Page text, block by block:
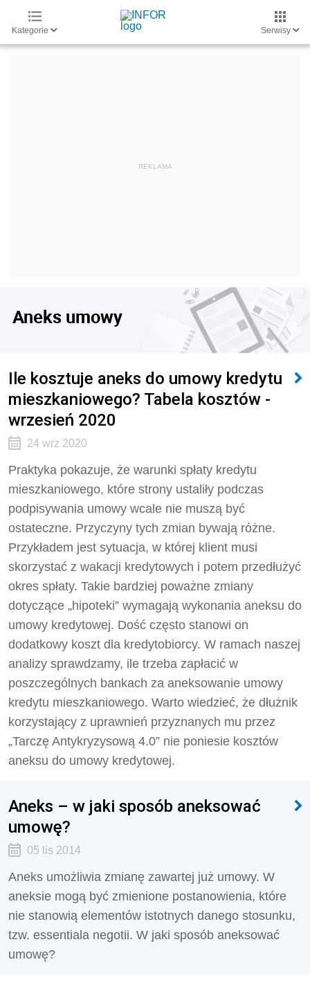
Kategorie Serwisy
Aneks umowy
Ile kosztuje aneks do umowy kredytu
mieszkaniowego? Tabela kosztów -
wrzesień 2020
24 wrz 2020
Praktyka pokazuje, że warunki spłaty kredytu
mieszkaniowego, które strony ustaliły podczas
podpisywania umowy wcale nie muszą być
ostateczne. Przyczyny tych zmian bywają różne.
Przykładem jest sytuacja, w której klient musi
skorzystać z wakacji kredytowych i potem przedłużyć
okres spłaty. Takie bardziej poważne zmiany
dotyczące „hipoteki” wymagają wykonania aneksu do
umowy kredytowej. Dość często stanowi on
dodatkowy koszt dla kredytobiorcy. W ramach naszej
analizy sprawdzamy, ile trzeba zapłacić w
poszczególnych bankach za aneksowanie umowy
kredytu mieszkaniowego. Warto wiedzieć, że dłużnik
korzystający z uprawnień przyznanych mu przez
„Tarczę Antykryzysową 4.0” nie poniesie kosztów
aneksu do umowy kredytowej.
Aneks – w jaki sposób aneksować
umowę?
05 lis 2014
Aneks umożliwia zmianę zawartej już umowy. W
aneksie mogą być zmienione postanowienia, które
nie stanowią elementów istotnych danego stosunku,
tzw. essentiala negotii. W jaki sposób aneksować
umowę?